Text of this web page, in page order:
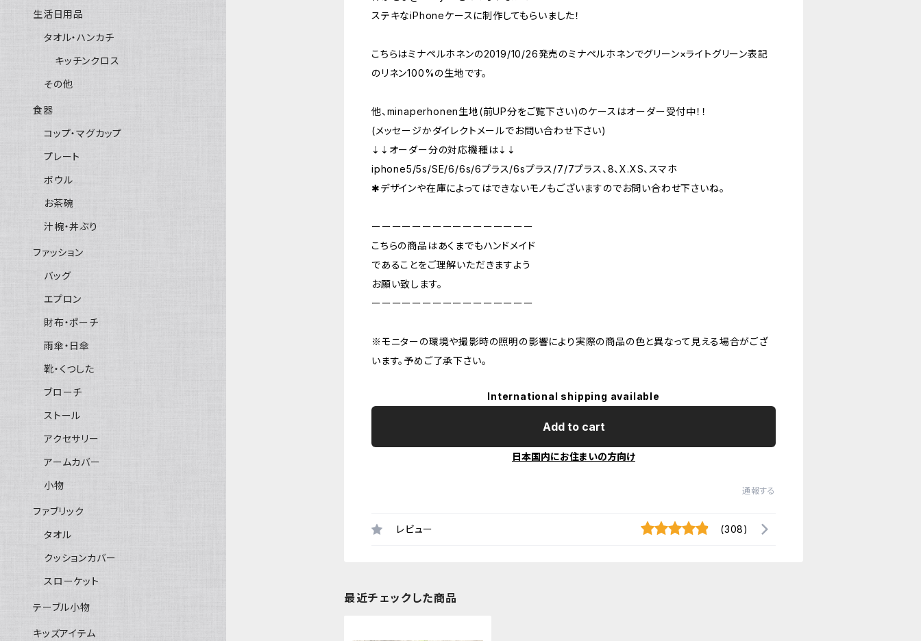
ステキなiPhoneケースに制作してもらいました！
こちらはミナペルホネンの2019/10/26発売のミナペルホネンでグリーン×ライトグリーン表記
のリネン100%の生地です。
他、minaperhonen生地(前UP分をご覧下さい)のケースはオーダー受付中！！
(メッセージかダイレクトメールでお問い合わせ下さい)
⇣⇣オーダー分の対応機種は⇣⇣
iphone5/5s/SE/6/6s/6プラス/6sプラス/7/7プラス、8、X.XS、スマホ
✱デザインや在庫によってはできないモノもございますのでお問い合わせ下さいね。
ーーーーーーーーーーーーーーーー
こちらの商品はあくまでもハンドメイド
であることをご理解いただきますよう
お願い致します。
ーーーーーーーーーーーーーーーー
※モニターの環境や撮影時の照明の影響により実際の商品の色と異なって見える場合がござ
います。予めご了承下さい。
International shipping available
Add to cart
日本国内にお住まいの方向け
通報する
レビュー (308)
最近チェックした商品
生活日用品
タオル・ハンカチ
キッチンクロス
その他
食器
コップ・マグカップ
プレート
ボウル
お茶碗
汁椀・丼ぶり
ファッション
バッグ
エプロン
財布・ポーチ
雨傘・日傘
靴・くつした
ブローチ
ストール
アクセサリー
アームカバー
小物
ファブリック
タオル
クッションカバー
スローケット
テーブル小物
キッズアイテム